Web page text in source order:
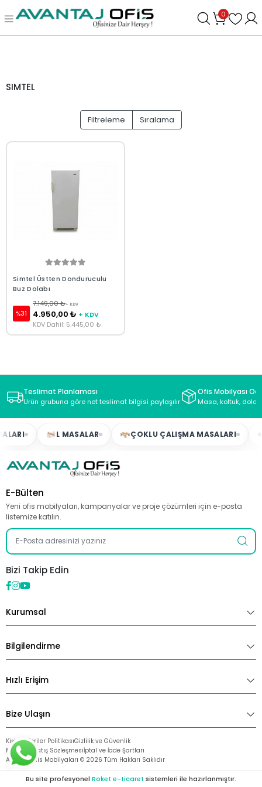
0
SIMTEL
Filtreleme Sıralama
Simtel Üstten Donduruculu
Buz Dolabı
%31
7.149,00 ₺+ KDV
4.950,00 ₺ + KDV
KDV Dahil: 5.445,00 ₺
Teslimat Planlaması
Ürün grubuna göre net teslimat bilgisi paylaşılır
Ofis Mobilyası
Masa, koltuk,
L MASALAR ÇOKLU ÇALIŞMA MASALARI
E-Bülten
Yeni ofis mobilyaları, kampanyalar ve proje çözümleri için e-posta
listemize katılın.
Bizi Takip Edin
Kurumsal
Bilgilendirme
Hızlı Erişim
Bize Ulaşın
Avantaj Ofis Mobilyaları © 2026 Tüm Hakları Saklıdır
Kişisel Veriler PolitikasıGizlilik ve Güvenlik
Mesafeli Satış Sözleşmesiİptal ve İade Şartları
Bu site profesyonel Roket e-ticaret sistemleri ile hazırlanmıştır.